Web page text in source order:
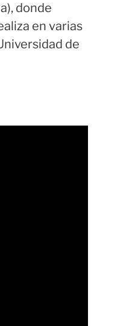
donde
en varias
de